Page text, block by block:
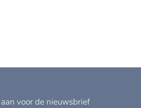
voor de nieuwsbrief